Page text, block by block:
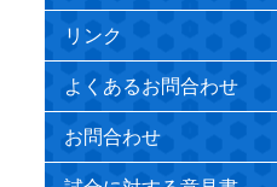
リンク
よくあるお問合わせ
お問合わせ